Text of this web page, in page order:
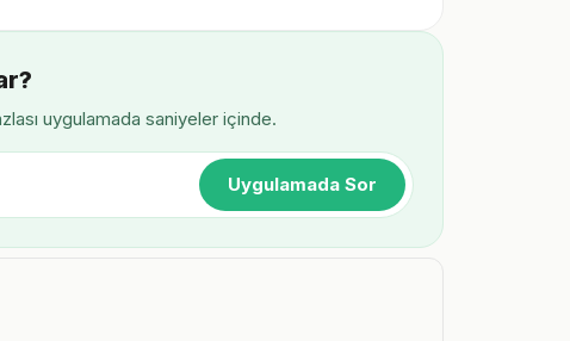
uygulamada saniyeler içinde.
Uygulamada Sor